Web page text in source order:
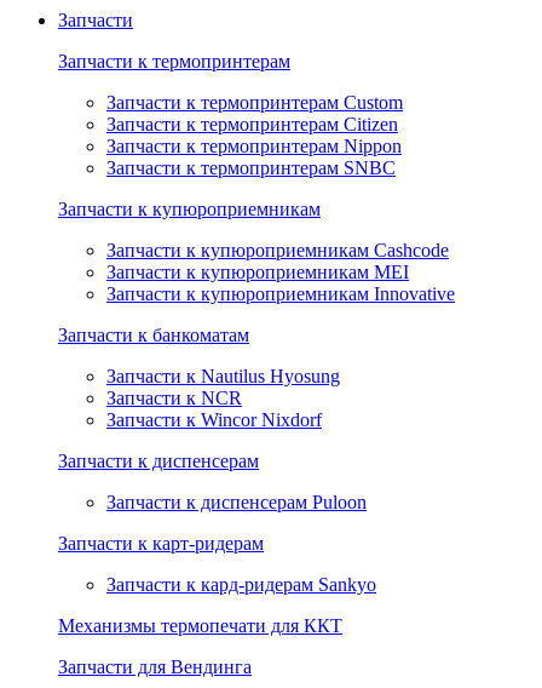
Запчасти
Запчасти к термопринтерам
Запчасти к термопринтерам Custom
Запчасти к термопринтерам Citizen
Запчасти к термопринтерам Nippon
Запчасти к термопринтерам SNBC
Запчасти к купюроприемникам
Запчасти к купюроприемникам Cashcode
Запчасти к купюроприемникам MEI
Запчасти к купюроприемникам Innovative
Запчасти к банкоматам
Запчасти к Nautilus Hyosung
Запчасти к NCR
Запчасти к Wincor Nixdorf
Запчасти к диспенсерам
Запчасти к диспенсерам Puloon
Запчасти к карт-ридерам
Запчасти к кард-ридерам Sankyo
Механизмы термопечати для ККТ
Запчасти для Вендинга